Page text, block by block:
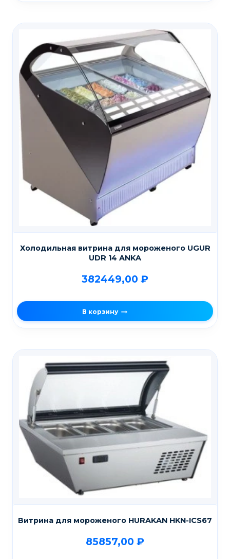
Холодильная витрина для мороженого UGUR
UDR 14 ANKA
382449,00 ₽
В корзину
Витрина для мороженого HURAKAN HKN-ICS67
85857,00 ₽